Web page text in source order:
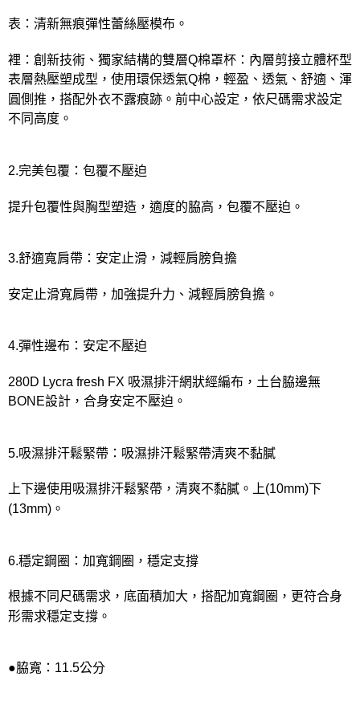
表：清新無痕彈性蕾絲壓模布。
裡：創新技術、獨家結構的雙層Q棉罩杯：內層剪接立體杯型
表層熱壓塑成型，使用環保透氣Q棉，輕盈、透氣、舒適、渾
圓側推，搭配外衣不露痕跡。前中心設定，依尺碼需求設定
不同高度。
2.完美包覆：包覆不壓迫
提升包覆性與胸型塑造，適度的脇高，包覆不壓迫。
3.舒適寬肩帶：安定止滑，減輕肩膀負擔
安定止滑寬肩帶，加強提升力、減輕肩膀負擔。
4.彈性邊布：安定不壓迫
280D Lycra fresh FX 吸濕排汗網狀經編布，土台脇邊無
BONE設計，合身安定不壓迫。
5.吸濕排汗鬆緊帶：吸濕排汗鬆緊帶清爽不黏膩
上下邊使用吸濕排汗鬆緊帶，清爽不黏膩。上(10mm)下
(13mm)。
6.穩定鋼圈：加寬鋼圈，穩定支撐
根據不同尺碼需求，底面積加大，搭配加寬鋼圈，更符合身
形需求穩定支撐。
●脇寬：11.5公分